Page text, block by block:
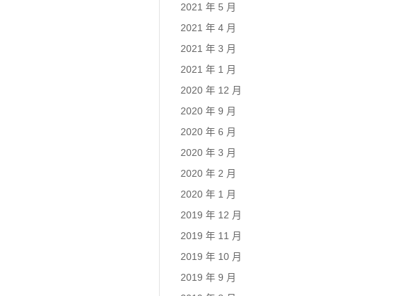
2021 年 5 月
2021 年 4 月
2021 年 3 月
2021 年 1 月
2020 年 12 月
2020 年 9 月
2020 年 6 月
2020 年 3 月
2020 年 2 月
2020 年 1 月
2019 年 12 月
2019 年 11 月
2019 年 10 月
2019 年 9 月